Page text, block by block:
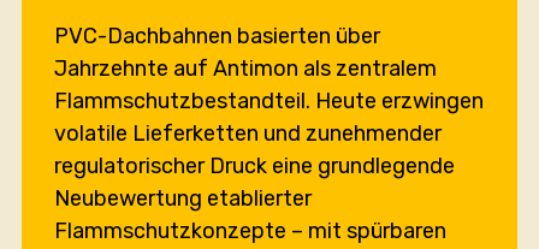
PVC-Dachbahnen basierten über
Jahrzehnte auf Antimon als zentralem
Flammschutzbestandteil. Heute erzwingen
volatile Lieferketten und zunehmender
regulatorischer Druck eine grundlegende
Neubewertung etablierter
Flammschutzkonzepte – mit spürbaren